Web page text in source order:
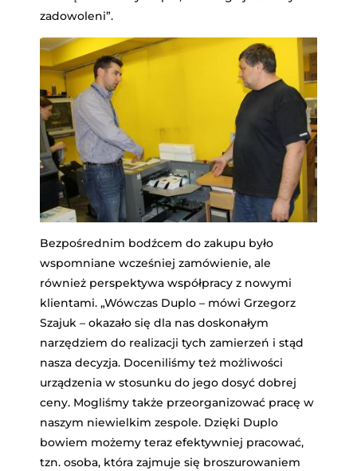
zadowoleni”.
Bezpośrednim bodźcem do zakupu było
wspomniane wcześniej zamówienie, ale
również perspektywa współpracy z nowymi
klientami. „Wówczas Duplo – mówi Grzegorz
Szajuk – okazało się dla nas doskonałym
narzędziem do realizacji tych zamierzeń i stąd
nasza decyzja. Doceniliśmy też możliwości
urządzenia w stosunku do jego dosyć dobrej
ceny. Mogliśmy także przeorganizować pracę w
naszym niewielkim zespole. Dzięki Duplo
bowiem możemy teraz efektywniej pracować,
tzn. osoba, która zajmuje się broszurowaniem